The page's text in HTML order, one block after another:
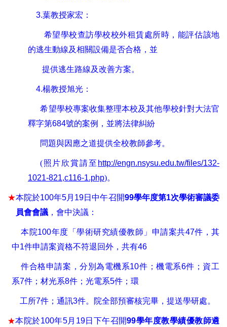
3.葉教授家宏 ：
希望學校查訪學校校外租賃處所時 ， 能評估該地
的逃生動線及相關設備是否合格 ， 並
提供逃生路線及改善方案。
4.楊教授旭光 ：
希望學校專案收集整理本校及其他學校針對大法官
釋字第684號的案例 ， 並將法律糾紛
問題與因應之道提供全校教師參考。
(照片欣賞請至 http://engn.nsysu.edu.tw/files/132-
1021-821,c116-1.php)。
★本院於100年5月 19日中午召開99學年度第1次學術審議委
員會會議 ，會中決議：
本院100年度「學術研究績優教師」申請案共47件，其
中1件申請案資格不符退回外，共有46
件合格申請案，分別為電機系10件；機電系6件；資工
系7件；材光系8件；光電系5件；環
工所7件；通訊3件。院全部預審核完畢，提送學研處。
★本院於100年5月 19日下午召開99學年度教學績優教師遴